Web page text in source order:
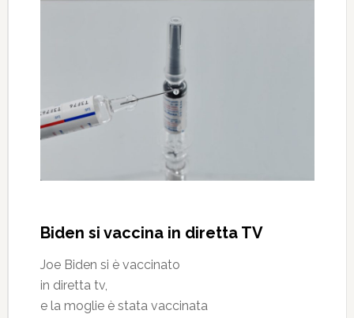
Biden si vaccina in diretta TV
Joe Biden si è vaccinato
in diretta tv,
e la moglie è stata vaccinata